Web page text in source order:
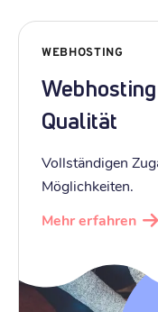
WEBHOSTING
Qualität
Vollständigen
Möglichkeiten.
Mehr erfahren